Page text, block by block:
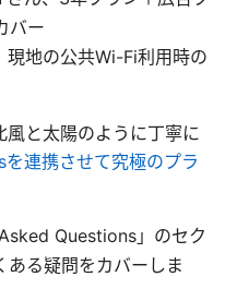
バー
現地の公共Wi-Fi利用時の
風と太陽のように丁寧に
連携させて究極のプラ
Questions」のセク
ある疑問をカバーしま